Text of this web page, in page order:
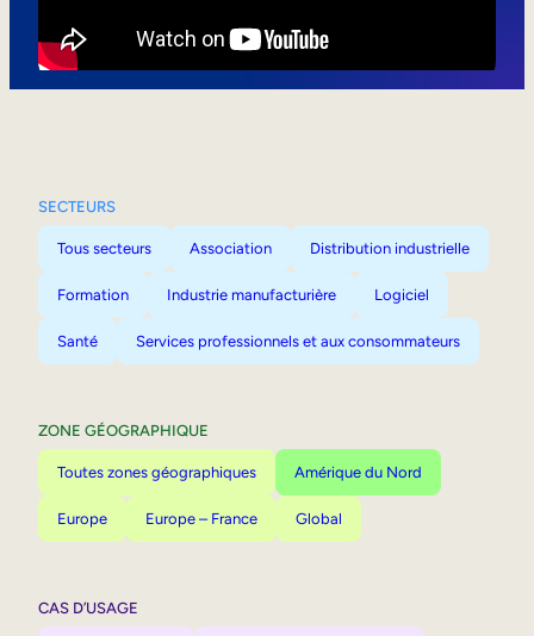
SECTEURS
Tous secteurs Association Distribution industrielle
Formation Industrie manufacturière Logiciel
Santé Services professionnels et aux consommateurs
ZONE GÉOGRAPHIQUE
Toutes zones géographiques Amérique du Nord
Europe Europe – France Global
CAS D’USAGE